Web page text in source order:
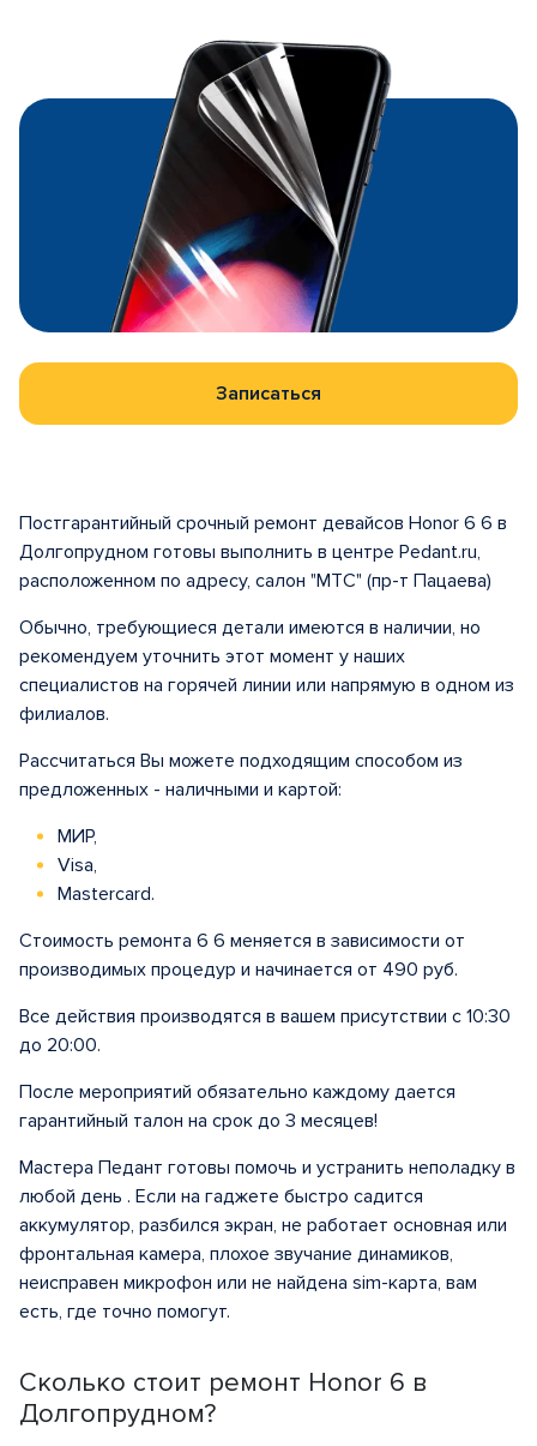
Записаться
Сколько стоит ремонт Honor 6 в
Долгопрудном?
Постгарантийный срочный ремонт девайсов Honor 6 6 в
Долгопрудном готовы выполнить в центре Pedant.ru,
расположенном по адресу, салон "МТС" (пр-т Пацаева)
Обычно, требующиеся детали имеются в наличии, но
рекомендуем уточнить этот момент у наших
специалистов на горячей линии или напрямую в одном из
филиалов.
Рассчитаться Вы можете подходящим способом из
предложенных - наличными и картой:
МИР,
Visa,
Mastercard.
Стоимость ремонта 6 6 меняется в зависимости от
производимых процедур и начинается от 490 руб.
Все действия производятся в вашем присутствии с 10:30
до 20:00.
После мероприятий обязательно каждому дается
гарантийный талон на срок до 3 месяцев!
Мастера Педант готовы помочь и устранить неполадку в
любой день . Если на гаджете быстро садится
аккумулятор, разбился экран, не работает основная или
фронтальная камера, плохое звучание динамиков,
неисправен микрофон или не найдена sim-карта, вам
есть, где точно помогут.